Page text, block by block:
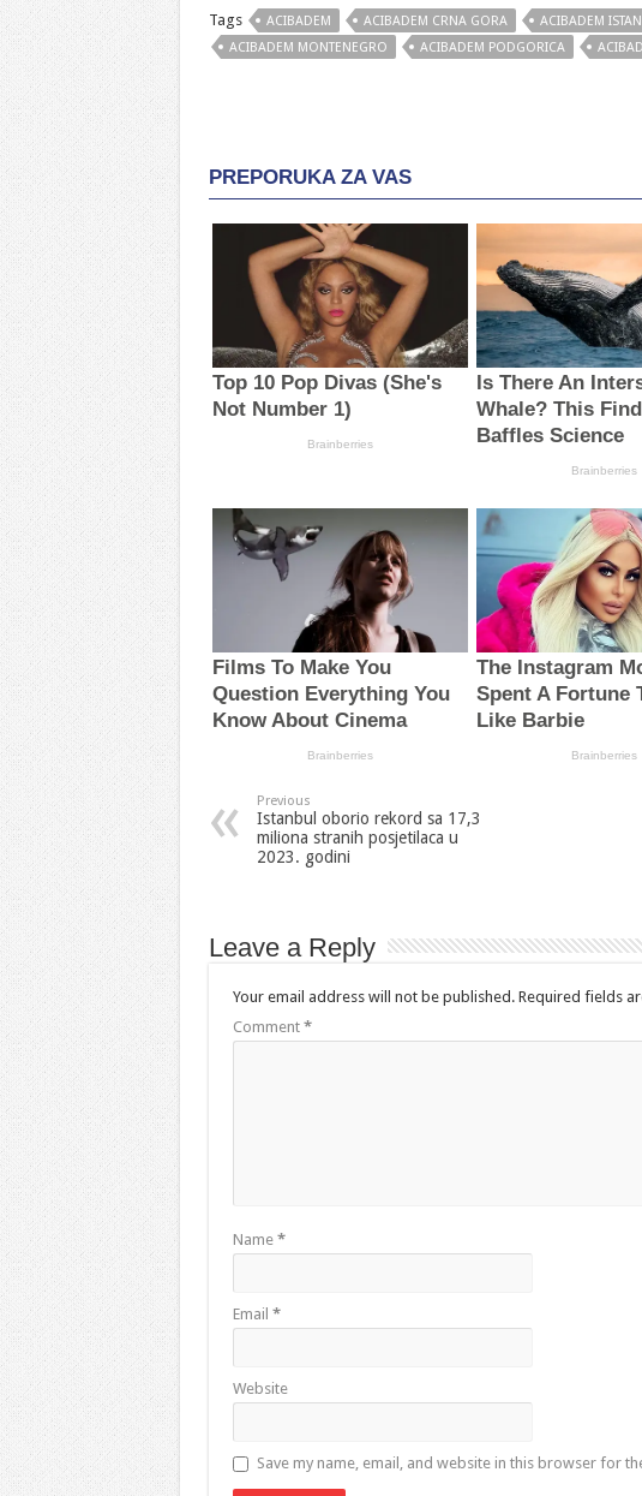
Tags ACIBADEM ACIBADEM CRNA GORA ACIBADEM
ACIBADEM MONTENEGRO
ACIBADEM PODGORICA
Previous
Istanbul oborio rekord sa 17,3
miliona stranih posjetilaca u
2023. godini
Leave a Reply
Your email address will not be published. Required fields
Comment *
Name *
Email *
Website
Save my name, email, and website in this browser for